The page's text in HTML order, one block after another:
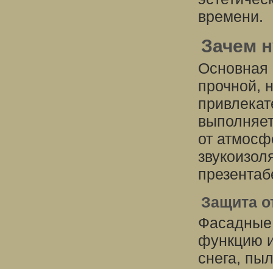
времени.
Зачем
Основная
прочной,
от
Защита
функцию
снега,